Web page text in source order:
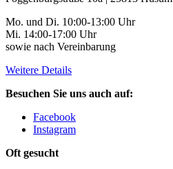
Mo. und Di. 10:00-13:00 Uhr
Mi. 14:00-17:00 Uhr
sowie nach Vereinbarung
Weitere Details
Besuchen Sie uns auch auf:
Facebook
Instagram
Oft gesucht